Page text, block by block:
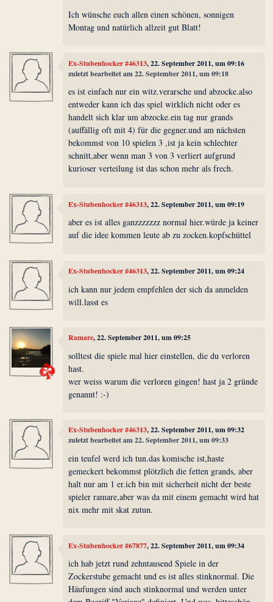
Ich wünsche euch allen einen schönen, sonnigen
Montag und natürlich allzeit gut Blatt!
Ex-Stubenhocker #46313, 22. September 2011, um 09:16
zuletzt bearbeitet am 22. September 2011, um 09:18
es ist einfach nur ein witz.verarsche und abzocke.also
entweder kann ich das spiel wirklich nicht oder es
handelt sich klar um abzocke.ein tag nur grands
(auffällig oft mit 4) für die gegner.und am nächsten
bekommst von 10 spielen 3 ,ist ja kein schlechter
schnitt,aber wenn man 3 von 3 verliert aufgrund
kurioser verteilung ist das schon mehr als frech.
Ex-Stubenhocker #46313, 22. September 2011, um 09:19
aber es ist alles ganzzzzzzz normal hier.würde ja keiner
auf die idee kommen leute ab zu zocken.kopfschüttel
Ex-Stubenhocker #46313, 22. September 2011, um 09:24
ich kann nur jedem empfehlen der sich da anmelden
will.lasst es
Ramare, 22. September 2011, um 09:25
solltest die spiele mal hier einstellen, die du verloren
hast.
wer weiss warum die verloren gingen! hast ja 2 gründe
genannt! :-)
Ex-Stubenhocker #46313, 22. September 2011, um 09:32
zuletzt bearbeitet am 22. September 2011, um 09:33
ein teufel werd ich tun.das komische ist,haste
gemeckert bekommst plötzlich die fetten grands, aber
halt nur am 1 er.ich bin mit sicherheit nicht der beste
spieler ramare,aber was da mit einem gemacht wird hat
nix mehr mit skat zutun.
Ex-Stubenhocker #67877, 22. September 2011, um 09:34
ich hab jetzt rund zehntausend Spiele in der
Zockerstube gemacht und es ist alles stinknormal. Die
Häufungen sind auch stinknormal und werden unter